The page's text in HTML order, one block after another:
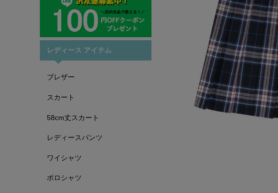
レディース アイテム
ブレザー
スカート
58cm丈スカート
レディースパンツ
ワイシャツ
ポロシャツ